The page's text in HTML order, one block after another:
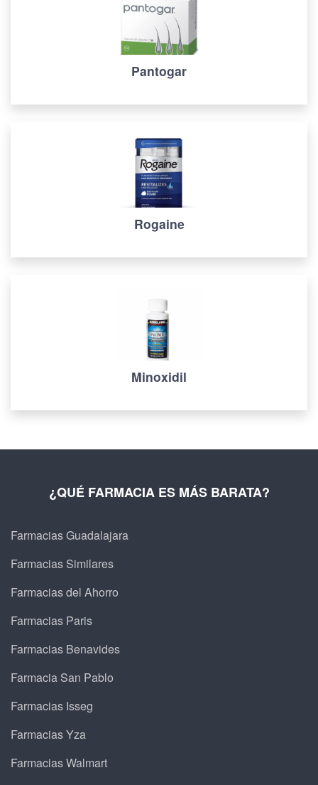
Pantogar
Rogaine
Minoxidil
¿QUÉ FARMACIA ES MÁS BARATA?
Farmacias Guadalajara
Farmacias Similares
Farmacias del Ahorro
Farmacias Paris
Farmacias Benavides
Farmacia San Pablo
Farmacias Isseg
Farmacias Yza
Farmacias Walmart